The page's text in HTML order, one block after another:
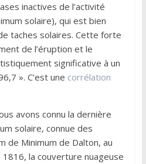
inactives de l’activité
solaire), qui est bien
taches solaires. Cette forte
de l’éruption et le
significative à un
». C’est une corrélation
avons connu la dernière
solaire, connue des
de Minimum de Dalton, au
1816, la couverture nuageuse